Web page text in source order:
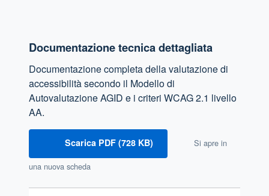
Documentazione tecnica dettagliata
Documentazione completa della valutazione di
accessibilità secondo il Modello di
Autovalutazione AGID e i criteri WCAG 2.1 livello
AA.
Scarica PDF (728 KB) Si apre in
una nuova scheda